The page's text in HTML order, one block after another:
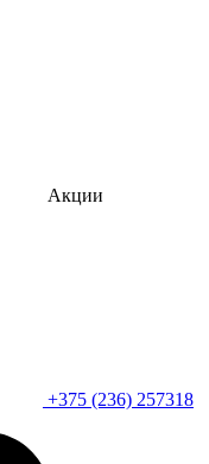
Акции
+375 (236) 257318